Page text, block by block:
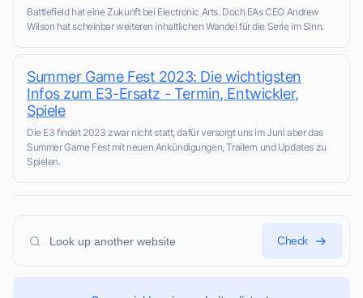
Battlefield hat eine Zukunft bei Electronic Arts. Doch EAs CEO Andrew
Wilson hat scheinbar weiteren inhaltlichen Wandel für die Serie im Sinn.
Summer Game Fest 2023: Die wichtigsten
Infos zum E3-Ersatz - Termin, Entwickler,
Spiele
Die E3 findet 2023 zwar nicht statt, dafür versorgt uns im Juni aber das
Summer Game Fest mit neuen Ankündigungen, Trailern und Updates zu
Spielen.
Check